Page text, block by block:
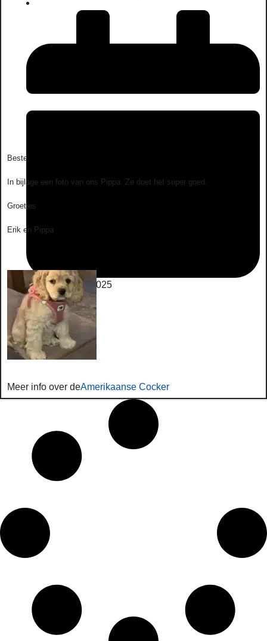
September 27, 2025
Beste,
In bijlage een foto van ons Pippa. Ze doet het super goed.
Groetjes
Erik en Pippa
Meer info over deAmerikaanse Cocker